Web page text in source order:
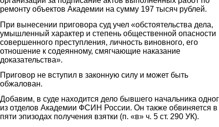
ремонту объектов Академии на сумму 197 тысяч рублей.
При вынесении приговора суд учел «обстоятельства дела,
умышленный характер и степень общественной опасности
совершенного преступления, личность виновного, его
отношение к содеянному, смягчающие наказание
доказательства».
Приговор не вступил в законную силу и может быть
обжалован.
Добавим, в суде находится дело бывшего начальника
из отделов Академии ФСИН России. Он также обвиняется в
пяти эпизодах получения взятки (п. «в» ч. 5 ст. 290 УК).